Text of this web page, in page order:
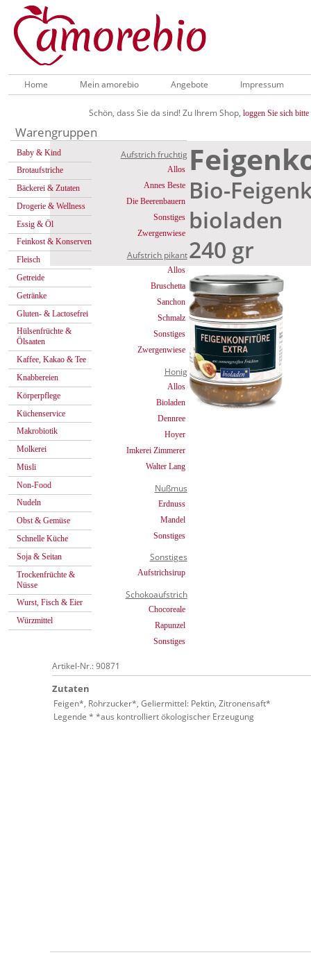
Home Mein amorebio Angebote Impressum
Schön, dass Sie da sind! Zu Ihrem Shop, loggen Sie sich bitte
Warengruppen
Baby & Kind
Brotaufstriche
Bäckerei & Zutaten
Drogerie & Wellness
Essig & Öl
Feinkost & Konserven
Fleisch
Getreide
Getränke
Gluten- & Lactosefrei
Hülsenfrüchte &
Ölsaaten
Kaffee, Kakao & Tee
Knabbereien
Körperpflege
Küchenservice
Makrobiotik
Molkerei
Müsli
Non-Food
Nudeln
Obst & Gemüse
Schnelle Küche
Soja & Seitan
Trockenfrüchte &
Nüsse
Wurst, Fisch & Eier
Würzmittel
Aufstrich fruchtig
Allos
Annes Beste
Die Beerenbauern
Sonstiges
Zwergenwiese
Aufstrich pikant
Allos
Bruschetta
Sanchon
Schmalz
Sonstiges
Zwergenwiese
Honig
Allos
Bioladen
Dennree
Hoyer
Imkerei Zimmerer
Walter Lang
Nußmus
Erdnuss
Mandel
Sonstiges
Sonstiges
Aufstrichsirup
Schokoaufstrich
Chocoreale
Rapunzel
Sonstiges
Bio-
bioladen
240 gr
Artikel-Nr.: 90871
Zutaten
Feigen*, Rohrzucker*, Geliermittel: Pektin, Zitronensaft*
Legende * *aus kontrolliert ökologischer Erzeugung